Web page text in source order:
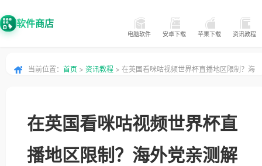
软件商店
电脑软件 安卓下载 苹果下载 资讯教程
当前位置： 首页 > 资讯教程 > 在英国看咪咕视频世界杯直播地区限制？海
在英国看咪咕视频世界杯直
播地区限制？海外党亲测解